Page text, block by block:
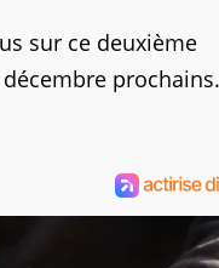
sur ce deuxième
prochains.